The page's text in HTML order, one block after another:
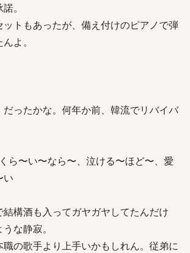
。
トもあったが、備え付けのピアノで弾
よ。
ったかな。何年か前、韓流でリバイバ
ら〜い〜なら〜、泣ける〜ほど〜、愛
い
構酒も入ってガヤガヤしてたんだけ
な静寂。
の歌手より上手いかもしれん。従弟に